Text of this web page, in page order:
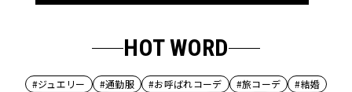
HOT WORD
#ジュエリー #通勤服 #お呼ばれコーデ #旅コーデ
#結婚